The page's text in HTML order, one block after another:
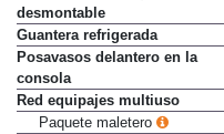
desmontable
Guantera refrigerada
Posavasos delantero en la
consola
Red equipajes multiuso
Paquete maletero